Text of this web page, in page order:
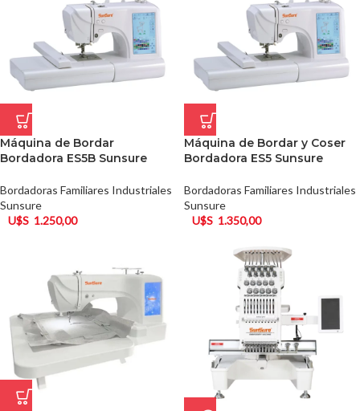
Máquina de Bordar
Bordadora ES5B Sunsure
Bordadoras Familiares Industriales
Sunsure
U$S 1.250,00
Máquina de Bordar y Coser
Bordadora ES5 Sunsure
Bordadoras Familiares Industriales
Sunsure
U$S 1.350,00